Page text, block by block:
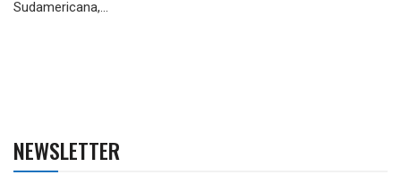
Sudamericana,...
NEWSLETTER